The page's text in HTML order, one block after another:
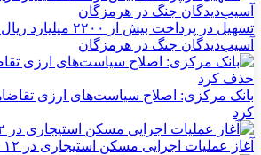
تسهیل در پرداخت بیش
آسیب‌دیدگان جنگ در هرمزگان
بانک مرکزی: اصلاح سیاست‌های ارزی
کرد
آغاز عملیات اجرایی مسکن استیجاری در ۱۲ شهر جدید